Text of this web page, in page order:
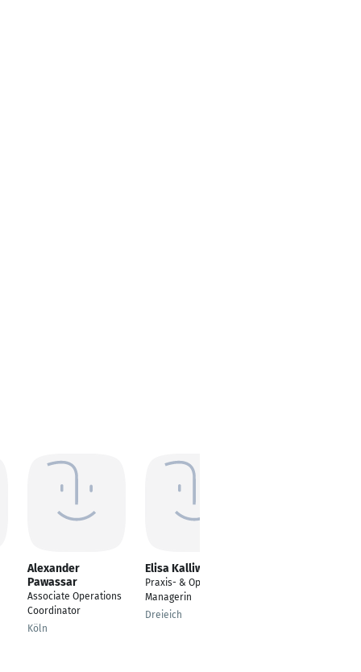
Alexander
Pawassar
Associate Operations
Coordinator
Köln
Elisa Kalliwoda
Praxis- & Operations
Managerin
Dreieich